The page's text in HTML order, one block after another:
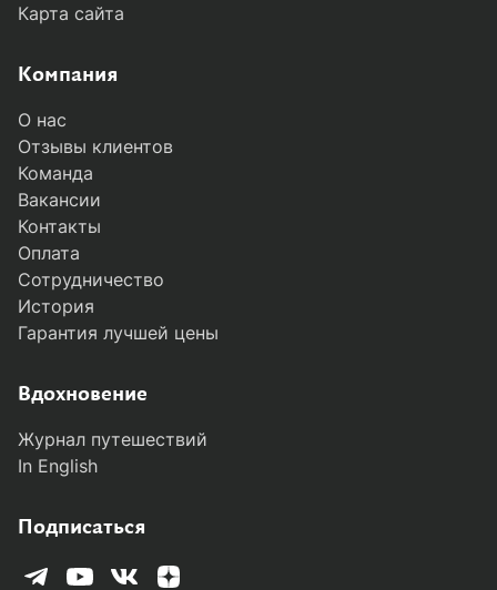
Карта сайта
Компания
О нас
Отзывы клиентов
Команда
Вакансии
Контакты
Оплата
Сотрудничество
История
Гарантия лучшей цены
Вдохновение
Журнал путешествий
In English
Подписаться